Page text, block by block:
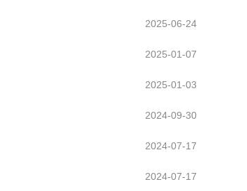
2025-06-24
2025-01-07
2025-01-03
2024-09-30
2024-07-17
2024-07-17